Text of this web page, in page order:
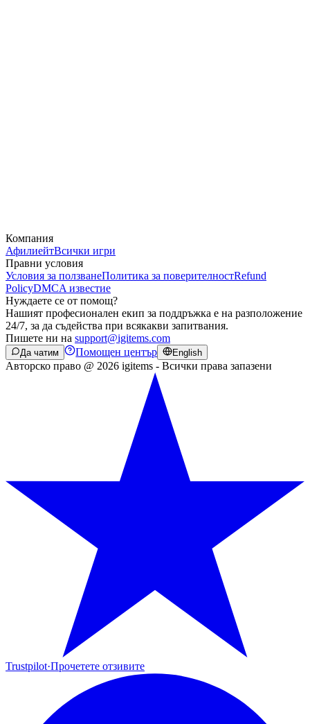
Компания
АфилиейтВсички игри
Правни условия
Условия за ползванеПолитика за поверителностRefund
PolicyDMCA известие
Нуждаете се от помощ?
Нашият професионален екип за поддръжка е на разположение
24/7, за да съдейства при всякакви запитвания.
Пишете ни на support@igitems.com
Да чатим Помощен център English
Авторско право @ 2026 igitems - Всички права запазени
Trustpilot·Прочетете отзивите